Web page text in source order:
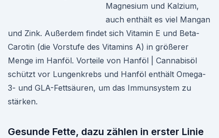
Magnesium und Kalzium,
auch enthält es viel Mangan
und Zink. Außerdem findet sich Vitamin E und Beta-
Carotin (die Vorstufe des Vitamins A) in größerer
Menge im Hanföl. Vorteile von Hanföl | Cannabisöl
schützt vor Lungenkrebs und Hanföl enthält Omega-
3- und GLA-Fettsäuren, um das Immunsystem zu
stärken.
Gesunde Fette, dazu zählen in erster Linie